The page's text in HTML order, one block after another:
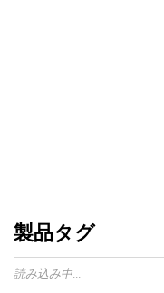
製品タグ
読み込み中...